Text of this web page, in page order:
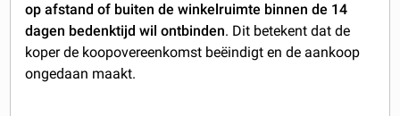
op afstand of buiten de winkelruimte binnen de 14
dagen bedenktijd wil ontbinden. Dit betekent dat de
koper de koopovereenkomst beëindigt en de aankoop
ongedaan maakt.